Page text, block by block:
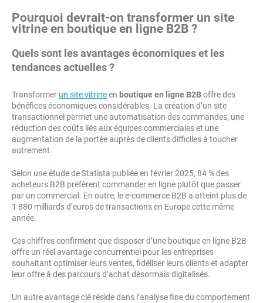
Pourquoi devrait-on transformer un site
vitrine en boutique en ligne B2B ?
Quels sont les avantages économiques et les
tendances actuelles ?
Transformer un site vitrineen boutique en ligne B2Boffre des
bénéfices économiques considérables. La création d’un site
transactionnel permet une automatisation des commandes, une
réduction des coûts liés aux équipes commerciales et une
augmentation de la portée auprès de clients difficiles à toucher
autrement.
Selon une étude de Statista publiée en février 2025, 84 % des
acheteurs B2B préfèrent commander en ligne plutôt que passer
par un commercial. En outre, le e-commerce B2B a atteint plus de
1 880 milliards d’euros de transactions en Europe cette même
année.
Ces chiffres confirment que disposer d’une boutique en ligne B2B
offre un réel avantage concurrentiel pour les entreprises
souhaitant optimiser leurs ventes, fidéliser leurs clients et adapter
leur offre à des parcours d’achat désormais digitalisés.
Un autre avantage clé réside dans l’analyse fine du comportement